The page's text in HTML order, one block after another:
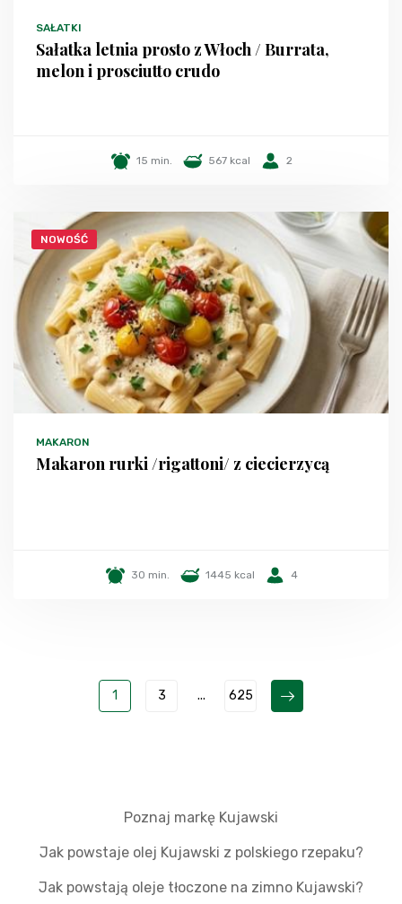
SAŁATKI
Sałatka letnia prosto z Włoch / Burrata,
melon i prosciutto crudo
15 min. 567 kcal 2
NOWOŚĆ
MAKARON
Makaron rurki /rigattoni/ z ciecierzycą
30 min. 1445 kcal 4
1 3 ... 625
Poznaj markę Kujawski
Jak powstaje olej Kujawski z polskiego rzepaku?
Jak powstają oleje tłoczone na zimno Kujawski?